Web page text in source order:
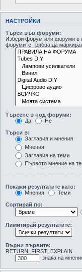
НАСТРОЙКИ
Търси във форуми:
Избери форум или форуми в
форумите трябва да
Търсене в под форуми:
Да
Не
Търси в:
Заглавия и мнения
Мнения
Заглавия на теми
Първото мнение на
Покажи резултатите като:
Мнения
Теми
Сортирай по:
Лимитирай резултатите:
Върни първите:
RETURN_FIRST_EXPLAIN
знака на